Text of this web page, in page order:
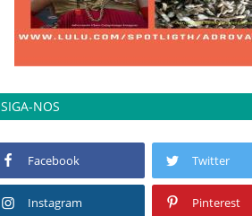
SIGA-NOS
Facebook Twitter
Instagram Pinterest